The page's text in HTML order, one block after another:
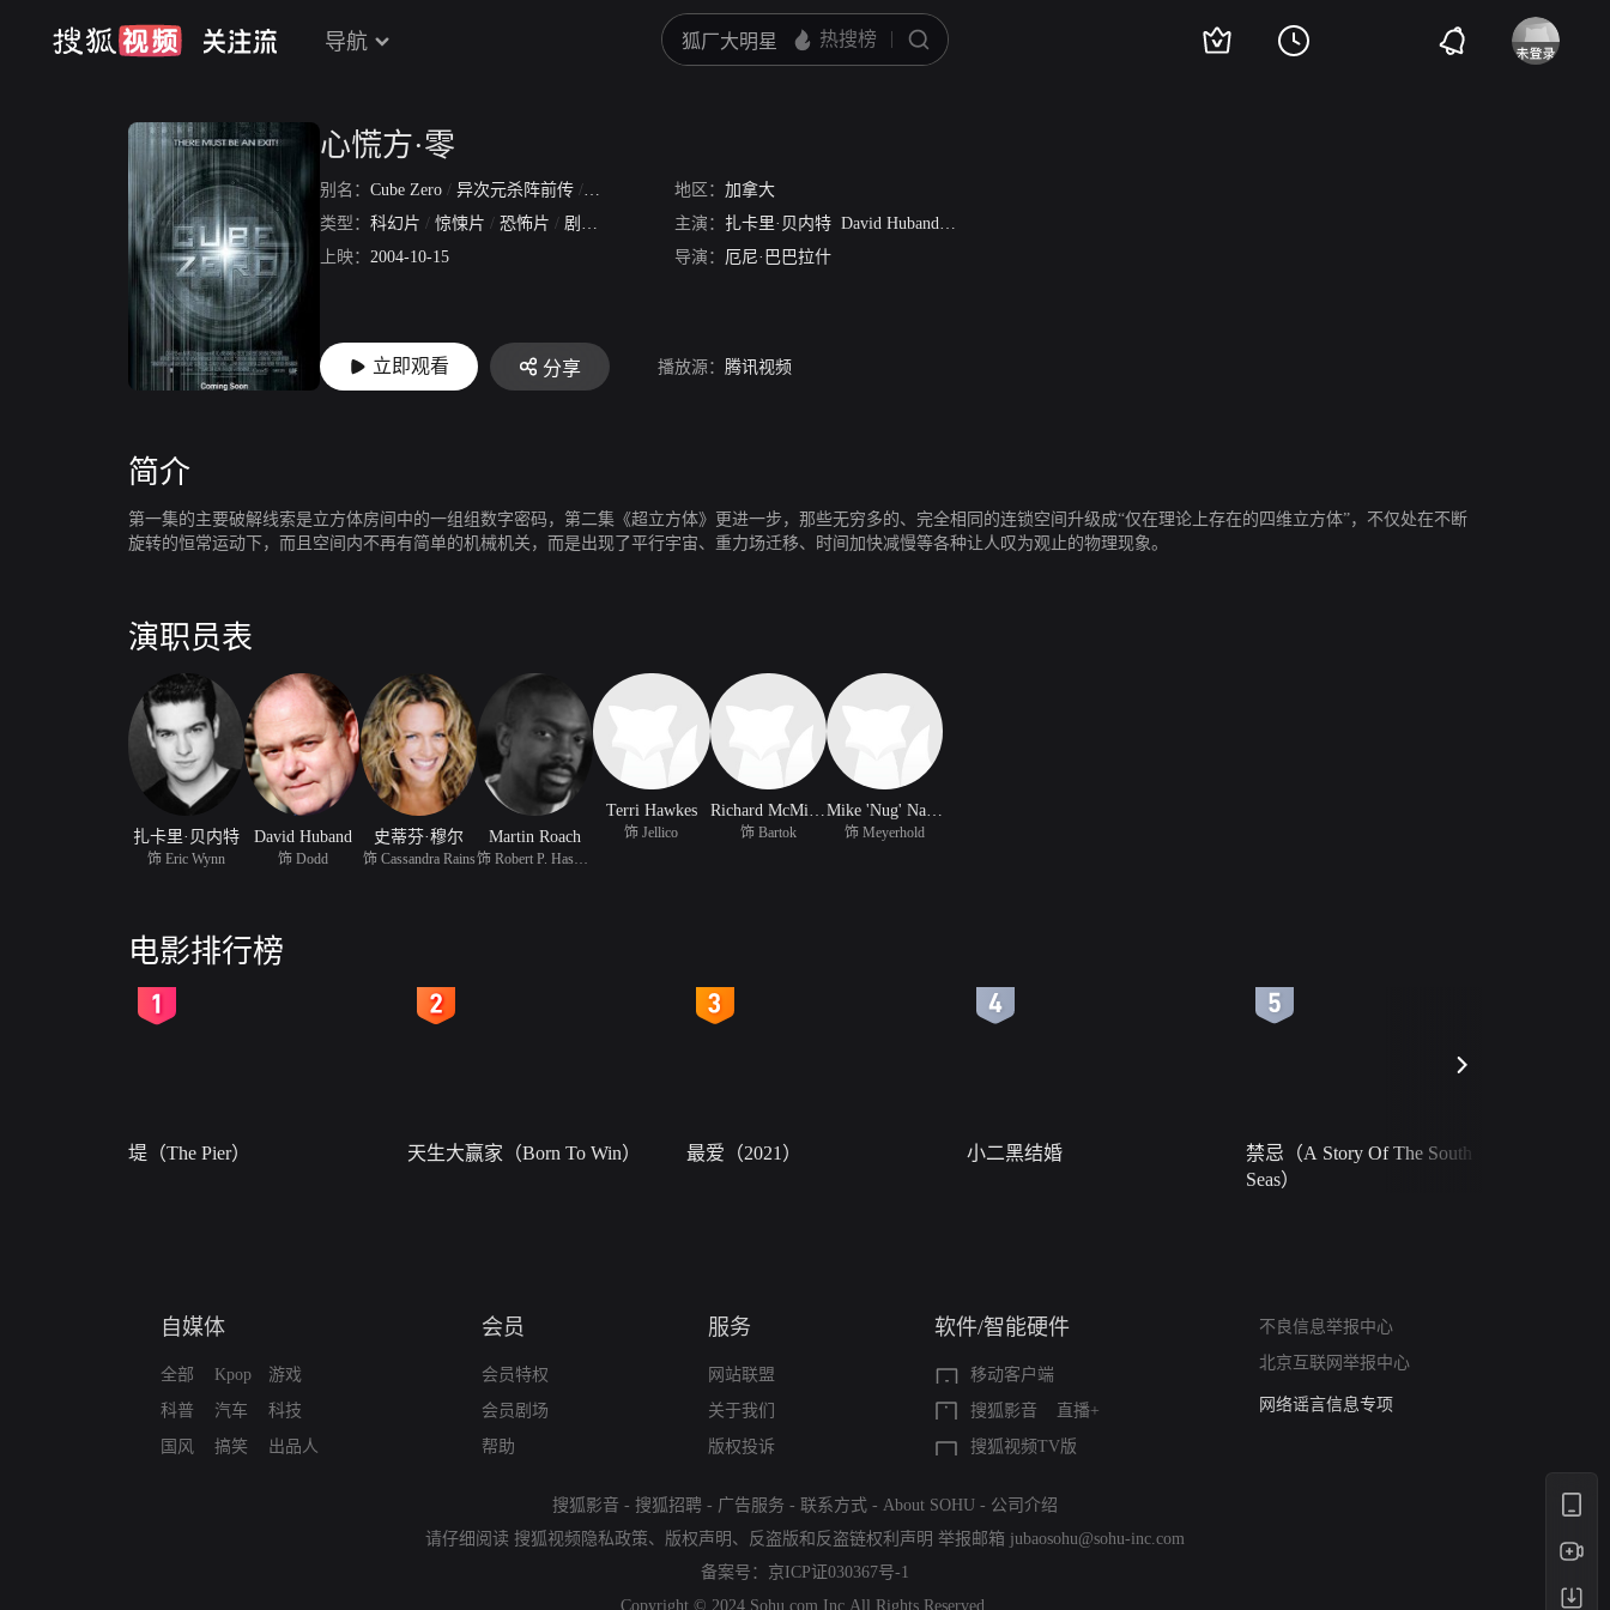
导航
心慌方·零
别名： Cube Zero / 异次元杀阵前传 / 心慌方前传/心慌方/心慌方3
地区： 加拿大
类型： 科幻片 / 惊悚片 / 恐怖片 / 剧情片 悬疑片主演： 扎卡里·贝内特 David Huband 史蒂芬·穆尔
上映： 2004-10-15 导演： 厄尼·巴巴拉什
立即观看 分享 播放源： 腾讯视频
简介
第一集的主要破解线索是立方体房间中的一组组数字密码，第二集《超立方体》更进一步，那些无穷多的、完全相同的连锁空间升级成“仅在理论上存在的四维立方体”，不仅处在不断
旋转的恒常运动下，而且空间内不再有简单的机械机关，而是出现了平行宇宙、重力场迁移、时间加快减慢等各种让人叹为观止的物理现象。
演职员表
扎卡里·贝内特
饰 Eric Wynn
David Huband
饰 Dodd
史蒂芬·穆尔
饰 Cassandra Rains
Martin Roach
Terri Hawkes
饰 Jellico
Richard McMillan
饰 Bartok
Mike 'Nug' Nahrgang
饰 Meyerhold
电影排行榜
堤（The Pier） 天生大赢家（Born To Win） 最爱（2021） 小二黑结婚
禁忌（A Story Of The South
Seas）
自媒体
全部
科普
国风
Kpop
汽车
搞笑
游戏
科技
出品人
会员
会员特权
会员剧场
帮助
服务
网站联盟
关于我们
版权投诉
软件/智能硬件
移动客户端
搜狐影音
直播+
搜狐视频TV版
不良信息举报中心
北京互联网举报中心
涉历史虚无举报
网络谣言信息专项
搜狐影音 - 搜狐招聘 - 广告服务 - 联系方式 - About SOHU - 公司介绍
请仔细阅读 搜狐视频隐私政策、 版权声明 、 反盗版和反盗链权利声明 举报邮箱 jubaosohu@sohu-inc.com
备案号： 京ICP证030367号-1
Copyright © 2024 Sohu.com Inc.All Rights Reserved.